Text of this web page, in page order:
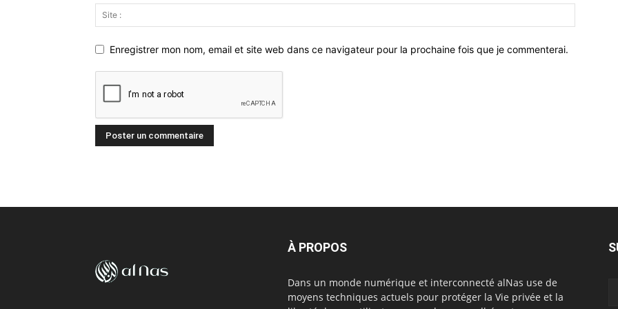
Enregistrer mon nom, email et site web dans ce navigateur pour la prochaine fois que je commenterai.
À PROPOS
Dans un monde numérique et interconnecté alNas use de
moyens techniques actuels pour protéger la Vie privée et la